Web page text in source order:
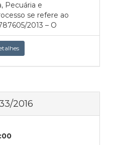
Pecuária e
se refere ao
2013 – O
2016